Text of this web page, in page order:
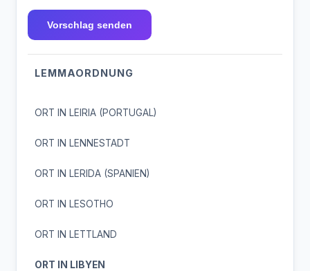
Vorschlag senden
LEMMAORDNUNG
ORT IN LEIRIA (PORTUGAL)
ORT IN LENNESTADT
ORT IN LERIDA (SPANIEN)
ORT IN LESOTHO
ORT IN LETTLAND
ORT IN LIBYEN